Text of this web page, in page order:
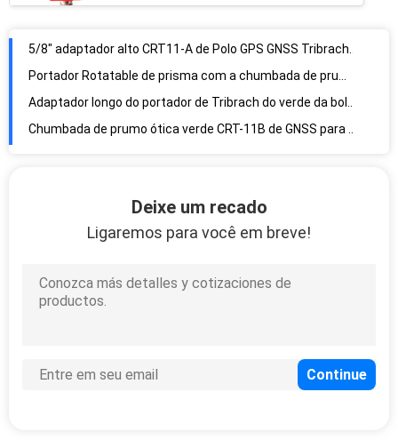
5/8" adaptador alto CRT11-A de Polo GPS GNSS Tribrach da linha
Portador Rotatable de prisma com a chumbada de prumo ótica para TPS GNSS
Adaptador longo do portador de Tribrach do verde da bolha CRT12 para TPS GNSS
Chumbada de prumo ótica verde CRT-11B de GNSS para antenas de RTK GPS
Adaptador Multifunction da liberação rápida com portador de Tribrach
Deixe um recado
Ligaremos para você em breve!